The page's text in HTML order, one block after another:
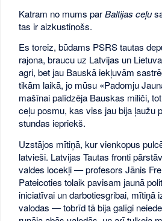
Katram no mums parBaltijas ceļu
tas ir aizkustinošs.
Es toreiz, būdams PSRS tautas
rajona, braucu uz Latvijas un
agri, bet jau Bauskā iekļuvām
tikām laikā, jo mūsu «Padomju
mašīnai palīdzēja Bauskas miliči,
ceļu posmu, kas viss jau bija ļaužu
stundas iepriekš.
Uzstājos mītiņā, kur vienkopus
latvieši. Latvijas Tautas fronti
valdes locekļi — profesors Jānis
Pateicoties tolaik pavisam jaunā
iniciatīvai un darbotiesgribai, mītiņā
valodas — tobrīd tā bija galīgi